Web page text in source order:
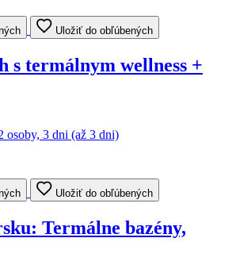
Uložiť do obľúbených
s termálnym wellness +
osoby, 3 dni (až 3 dni)
Uložiť do obľúbených
Termálne bazény,